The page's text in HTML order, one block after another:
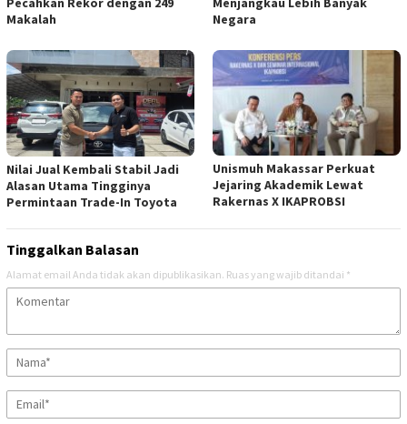
Makalah
Negara
Nilai Jual Kembali Stabil Jadi
Alasan Utama Tingginya
Permintaan Trade-In Toyota
Unismuh Makassar Perkuat
Jejaring Akademik Lewat
Rakernas X IKAPROBSI
Tinggalkan Balasan
Alamat email Anda tidak akan dipublikasikan. Ruas yang wajib ditandai *